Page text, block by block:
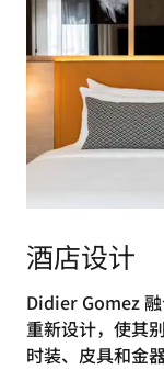
酒店设计
Didier Gomez
重新设计，使其
时装、皮具和金器